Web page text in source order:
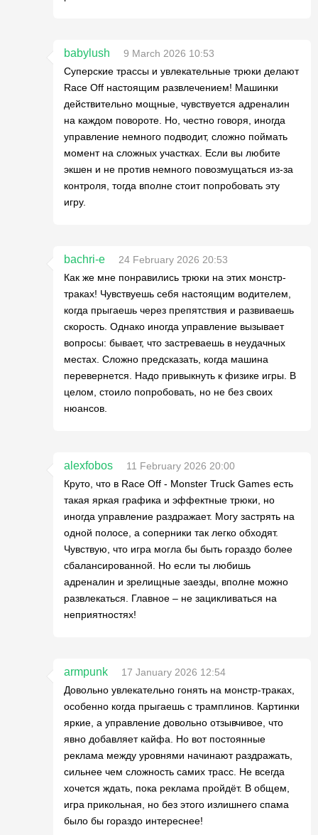
babylush
9 March 2026 10:53
Суперские трассы и увлекательные трюки делают
Race Off настоящим развлечением! Машинки
действительно мощные, чувствуется адреналин
на каждом повороте. Но, честно говоря, иногда
управление немного подводит, сложно поймать
момент на сложных участках. Если вы любите
экшен и не против немного повозмущаться из-за
контроля, тогда вполне стоит попробовать эту
игру.
bachri-e
24 February 2026 20:53
Как же мне понравились трюки на этих монстр-
траках! Чувствуешь себя настоящим водителем,
когда прыгаешь через препятствия и развиваешь
скорость. Однако иногда управление вызывает
вопросы: бывает, что застреваешь в неудачных
местах. Сложно предсказать, когда машина
перевернется. Надо привыкнуть к физике игры. В
целом, стоило попробовать, но не без своих
нюансов.
alexfobos
11 February 2026 20:00
Круто, что в Race Off - Monster Truck Games есть
такая яркая графика и эффектные трюки, но
иногда управление раздражает. Могу застрять на
одной полосе, а соперники так легко обходят.
Чувствую, что игра могла бы быть гораздо более
сбалансированной. Но если ты любишь
адреналин и зрелищные заезды, вполне можно
развлекаться. Главное – не зацикливаться на
неприятностях!
armpunk
17 January 2026 12:54
Довольно увлекательно гонять на монстр-траках,
особенно когда прыгаешь с трамплинов. Картинки
яркие, а управление довольно отзывчивое, что
явно добавляет кайфа. Но вот постоянные
реклама между уровнями начинают раздражать,
сильнее чем сложность самих трасс. Не всегда
хочется ждать, пока реклама пройдёт. В общем,
игра прикольная, но без этого излишнего спама
было бы гораздо интереснее!